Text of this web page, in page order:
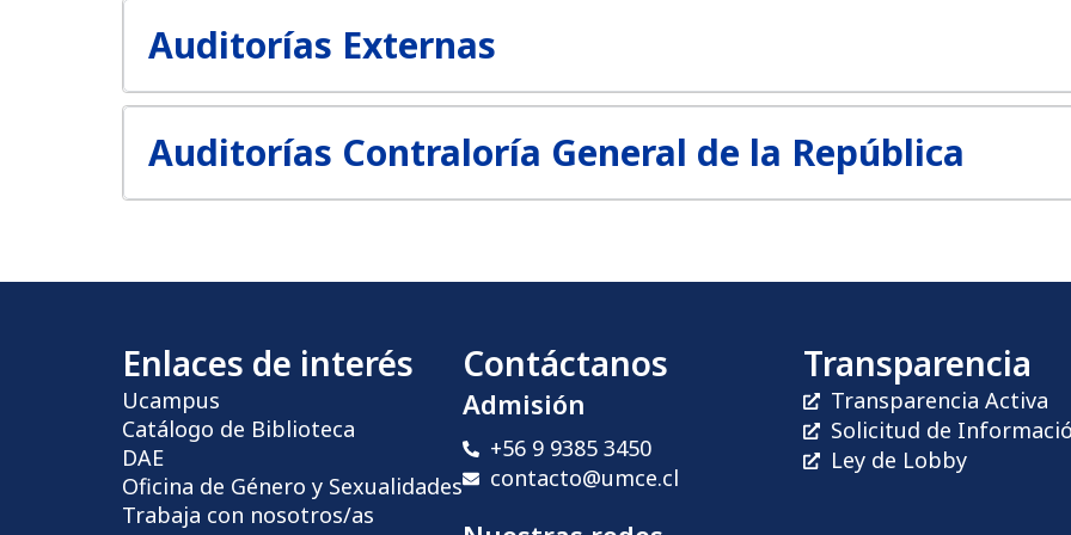
Auditorías Externas
Auditorías Contraloría General de la República
Enlaces de interés
Ucampus
Catálogo de Biblioteca
DAE
Oficina de Género y Sexualidades
Trabaja con nosotros/as
Contáctanos
Admisión
+56 9 9385 3450
contacto@umce.cl
Transparencia
Transparencia Activa
Solicitud de
Ley de Lobby